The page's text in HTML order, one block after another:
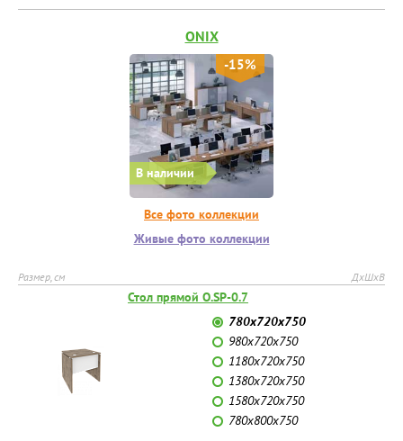
ONIX
В наличии
-15%
Все фото коллекции
Живые фото коллекции
Размер, см ДхШхВ
Стол прямой O.SP-0.7
780х720х750
980х720х750
1180х720х750
1380х720х750
1580х720х750
780х800х750